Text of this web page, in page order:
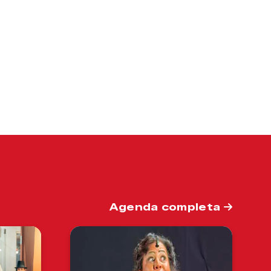
Agenda completa